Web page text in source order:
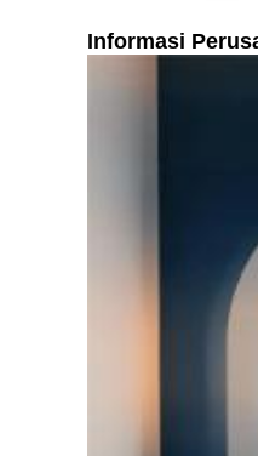
Informasi